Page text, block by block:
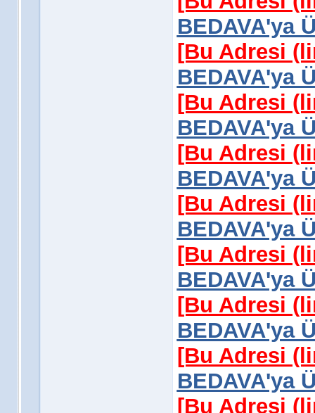
BEDAVA'ya
[Bu Adresi
BEDAVA'ya
[Bu Adresi
BEDAVA'ya
[Bu Adresi
BEDAVA'ya
[Bu Adresi
BEDAVA'ya
[Bu Adresi
BEDAVA'ya
[Bu Adresi
BEDAVA'ya
[Bu Adresi
BEDAVA'ya
[Bu Adresi